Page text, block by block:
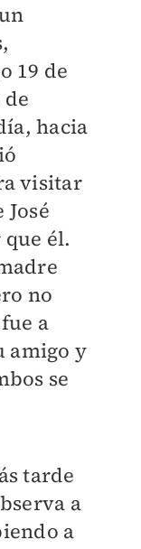
19 de
hacia
visitar
él.
no
a
amigo y
se
tarde
a
a